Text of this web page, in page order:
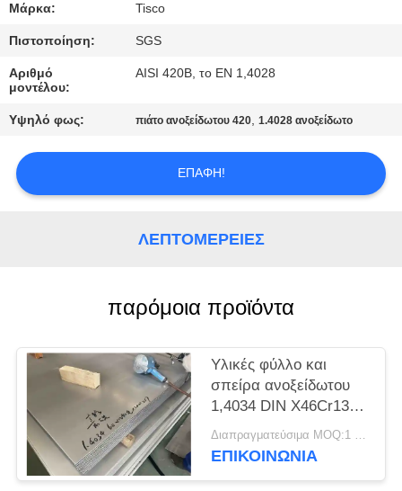
ΜΑΣ
ΕΛΆΤΕ
ΣΕ
ΕΠΑΦΉ
ΖΗΤΉΣΤΕ
SITEMAP
PRIVACY
POLICY
Μάρκα: Tisco
Πιστοποίηση: SGS
Αριθμό
μοντέλου:
AISI 420B, το EN 1,4028
Υψηλό φως: πιάτο ανοξείδωτου 420,1.4028 ανοξείδωτο
ΕΠΑΦΉ!
ΛΕΠΤΟΜΈΡΕΙΕΣ
παρόμοια προϊόντα
Υλικές φύλλο και
σπείρα ανοξείδωτου
1,4034 DIN X46Cr13
EN
Διαπραγματεύσιμα MOQ:1 τόνος
ΕΠΙΚΟΙΝΩΝΊΑ